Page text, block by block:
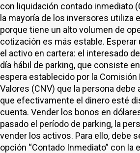
con liquidación contado inmediato
la mayoría de los inversores utiliza
porque tiene un alto volumen de
cotización es más estable. Esperar
el activo en cartera: el interesado
día hábil de parking, que consiste
espera establecido por la Comisión
Valores (CNV) que la persona debe
que efectivamente el dinero esté
cuenta. Vender los bonos en
pasado el período de parking, la
vender los activos. Para ello, debe
opción “Contado Inmediato” con la